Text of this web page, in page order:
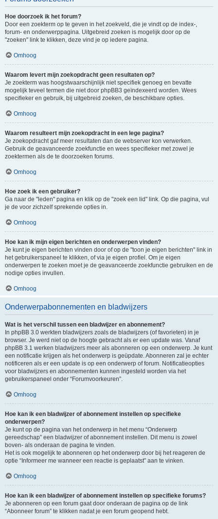
Hoe doorzoek ik het forum?
Door een zoekterm op te geven in het zoekveld, die je vindt op de index-,
forum- en onderwerppagina. Uitgebreid zoeken is mogelijk door op de
"zoeken" link te klikken, deze vind je op iedere pagina.
Omhoog
Waarom levert mijn zoekopdracht geen resultaten op?
Je zoekterm was hoogstwaarschijnlijk niet specifiek genoeg en bevatte
mogelijk teveel termen die niet door phpBB3 geïndexeerd worden. Wees
specifieker en gebruik, bij uitgebreid zoeken, de beschikbare opties.
Omhoog
Waarom resulteert mijn zoekopdracht in een lege pagina?
Je zoekopdracht gaf meer resultaten dan de webserver kon verwerken.
Gebruik de geavanceerde zoekfunctie en wees specifieker met zowel je
zoektermen als de te doorzoeken forums.
Omhoog
Hoe zoek ik een gebruiker?
Ga naar de "leden" pagina en klik op de "zoek een lid" link. Op die pagina, vul
je de voor zichzelf sprekende opties in.
Omhoog
Hoe kan ik mijn eigen berichten en onderwerpen vinden?
Je kunt je eigen berichten vinden door of op de "toon je eigen berichten" link in
het gebruikerspaneel te klikken, of via je eigen profiel. Om je eigen
onderwerpen te zoeken moet je de geavanceerde zoekfunctie gebruiken en de
nodige opties invullen.
Omhoog
Onderwerpabonnementen en bladwijzers
Wat is het verschil tussen een bladwijzer en abonnement?
In phpBB 3.0 werkten bladwijzers zoals de bladwijzers (of favorieten) in je
browser. Je werd niet op de hoogte gebracht als er een update was. Vanaf
phpBB 3.1 werken bladwijzers meer als abonneren op een onderwerp. Je kunt
een notificatie krijgen als het onderwerp is geüpdate. Abonneren zal je echter
notificeren als er een update is op een onderwerp of forum. Notificatieopties
voor bladwijzers en abonnementen kunnen ingesteld worden via het
gebruikerspaneel onder “Forumvoorkeuren”.
Omhoog
Hoe kan ik een bladwijzer of abonnement instellen op specifieke
onderwerpen?
Je kunt op de pagina van het onderwerp in het menu “Onderwerp
gereedschap” een bladwijzer of abonnement instellen. Dit menu is zowel
boven- als onderaan de pagina te vinden.
Het is ook mogelijk te abonneren op het onderwerp door bij het reageren de
optie “Informeer me wanneer een reactie is geplaatst” aan te vinken.
Omhoog
Hoe kan ik een bladwijzer of abonnement instellen op specifieke forums?
Je abonneren op een forum gaat door onderaan de pagina op de link
“Abonneer forum” te klikken nadat je een forum geopend hebt.